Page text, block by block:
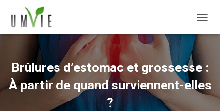
Brûlures d’estomac et grossesse :
À partir de quand surviennent-elles
?